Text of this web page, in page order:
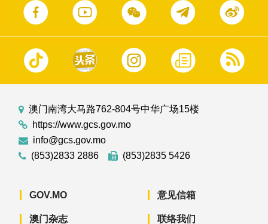
澳门南湾大马路762-804号中华广场15楼
https://www.gcs.gov.mo
info@gcs.gov.mo
(853)2833 2886
(853)2835 5426
GOV.MO
澳门杂志
意见信箱
联络我们